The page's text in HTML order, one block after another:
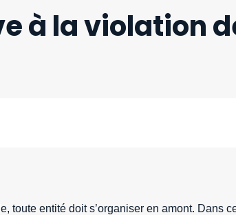
à la violation
toute entité doit s’organiser en amont. Dans